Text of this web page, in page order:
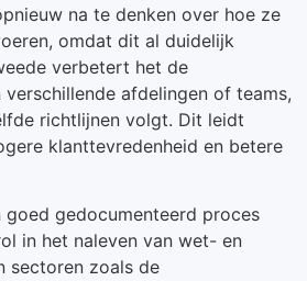
na te denken over hoe ze
omdat dit al duidelijk
verbetert het de
afdelingen of teams,
richtlijnen volgt. Dit leidt
klanttevredenheid en betere
goed gedocumenteerd proces
in het naleven van wet- en
sectoren zoals de